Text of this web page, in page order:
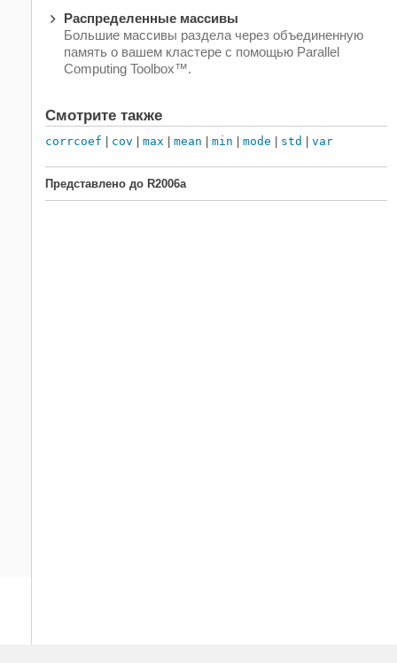
Распределенные массивы
Большие массивы раздела через объединенную
память о вашем кластере с помощью Parallel
Computing Toolbox™.
Смотрите также
corrcoef | cov | max | mean | min | mode | std | var
Представлено до R2006a